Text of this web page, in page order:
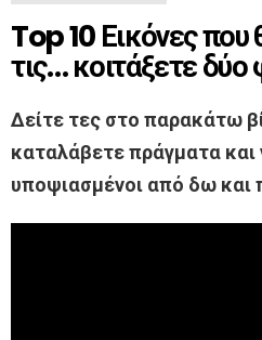
Top 10 Εικόνες που
τις… κοιτάξετε
Δείτε τες στο παρακάτω
καταλάβετε πράγματα και
υποψιασμένοι από δω και